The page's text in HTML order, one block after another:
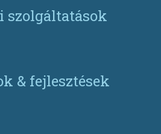
szolgáltatások
& fejlesztések